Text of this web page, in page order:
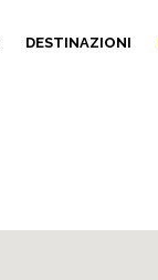
DESTINAZIONI